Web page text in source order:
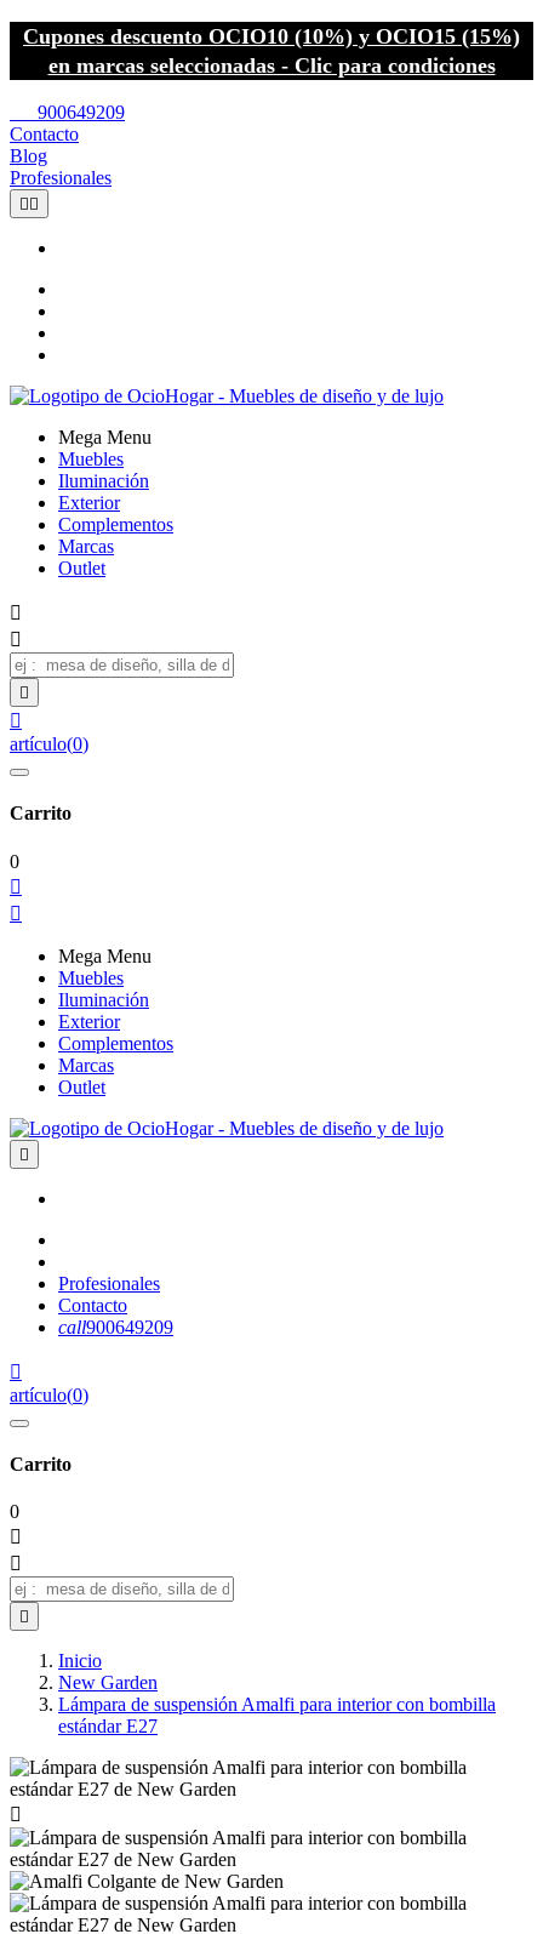
Cupones descuento OCIO10 (10%) y OCIO15 (15%)
en marcas seleccionadas - Clic para condiciones
900649209
Contacto
Blog
Profesionales
 
Mega Menu
Muebles
Iluminación
Exterior
Complementos
Marcas
Outlet




artículo(0)
Carrito
0


Mega Menu
Muebles
Iluminación
Exterior
Complementos
Marcas
Outlet

Profesionales
Contacto
call900649209

artículo(0)
Carrito
0



Inicio
New Garden
Lámpara de suspensión Amalfi para interior con bombilla
estándar E27
